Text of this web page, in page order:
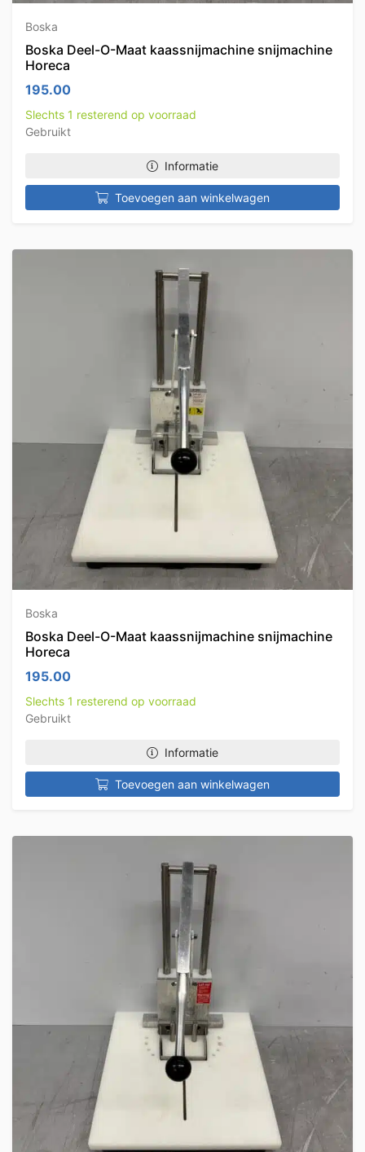
Boska
Boska Deel-O-Maat kaassnijmachine snijmachine
Horeca
195.00
Slechts 1 resterend op voorraad
Gebruikt
Informatie
Toevoegen aan winkelwagen
Boska
Boska Deel-O-Maat kaassnijmachine snijmachine
Horeca
195.00
Slechts 1 resterend op voorraad
Gebruikt
Informatie
Toevoegen aan winkelwagen